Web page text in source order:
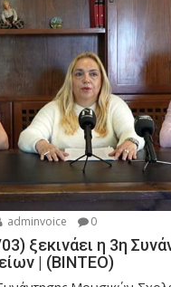
adminvoice 0
ξεκινάει η 3η
| (ΒΙΝΤΕΟ)